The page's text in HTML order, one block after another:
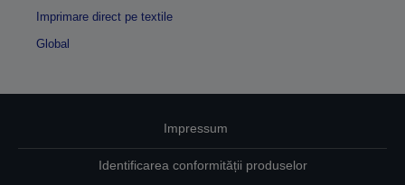
Imprimare direct pe textile
Global
Impressum
Identificarea conformității produselor